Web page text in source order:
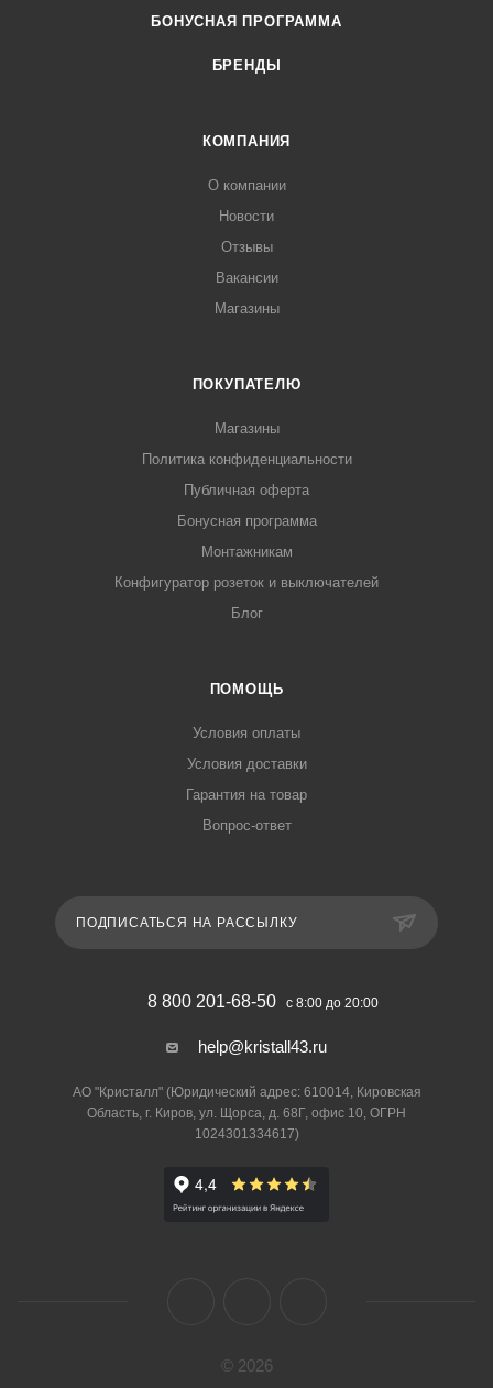
БОНУСНАЯ ПРОГРАММА
БРЕНДЫ
КОМПАНИЯ
О компании
Новости
Отзывы
Вакансии
Магазины
ПОКУПАТЕЛЮ
Магазины
Политика конфиденциальности
Публичная оферта
Бонусная программа
Монтажникам
Конфигуратор розеток и выключателей
Блог
ПОМОЩЬ
Условия оплаты
Условия доставки
Гарантия на товар
Вопрос-ответ
ПОДПИСАТЬСЯ НА РАССЫЛКУ
8 800 201-68-50 с 8:00 до 20:00
help@kristall43.ru
АО "Кристалл" (Юридический адрес: 610014, Кировская
Область, г. Киров, ул. Щорса, д. 68Г, офис 10, ОГРН
1024301334617)
© 2026